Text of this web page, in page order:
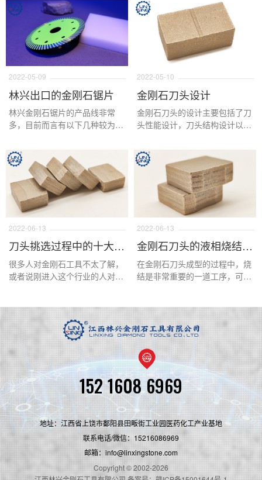
2022-05-09
林兴出口的金刚石锯片
林兴金刚石锯片的产品线非常
多，目前而言有以下几种较为常
大理石切边锯片，普通花岗岩切
边锯片，消音片，水平切，对破
锯片，钎焊锯片，有序锯片，电
镀锯片以及各类金刚石小切片。
2022-05-10
金刚石刀头设计
金刚石刀头的设计主要包括了刀
头性能设计，刀头结构设计以及
们针对这三个方面进行详细的说
明。
2022-06-13
刀头挑选过程中的十大误区
很多人对金刚石工具不太了解，
或者说刚进入这个行业的人对金
为错的是对的，或者走入一些误
区，下面这篇文章主要介绍这些
内容。
2022-06-13
金刚石刀头的液相烧结和固相烧结
在金刚石刀头成型的过程中，烧
结是非常重要的一道工序，可以
等要素，在这道工序中液相烧结
和固相烧结是最常用的加工原
理，那么好的金刚石刀头是怎样
的烧结原理呢？下面本文来进行
详细的说明。
152 1608 6969
地址：江西省上饶市鄱阳县田畈街工业园医药化工产业基地
联系电话/微信：15216086969
邮箱：info@linxingstone.com
Copyright © 2002-2026